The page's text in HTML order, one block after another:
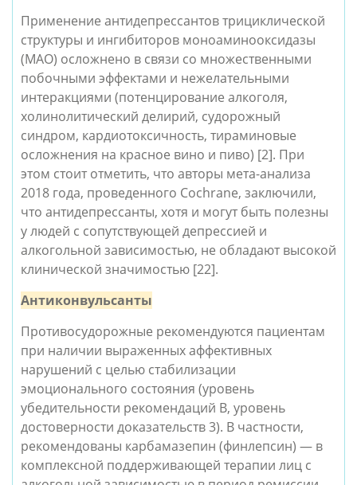
Применение антидепрессантов трициклической
структуры и ингибиторов моноаминооксидазы
(МАО) осложнено в связи со множественными
побочными эффектами и нежелательными
интеракциями (потенцирование алкоголя,
холинолитический делирий, судорожный
синдром, кардиотоксичность, тираминовые
осложнения на красное вино и пиво) [2]. При
этом стоит отметить, что авторы мета-анализа
2018 года, проведенного Cochrane, заключили,
что антидепрессанты, хотя и могут быть полезны
у людей с сопутствующей депрессией и
алкогольной зависимостью, не обладают высокой
клинической значимостью [22].
Антиконвульсанты
Противосудорожные рекомендуются пациентам
при наличии выраженных аффективных
нарушений с целью стабилизации
эмоционального состояния (уровень
убедительности рекомендаций В, уровень
достоверности доказательств 3). В частности,
рекомендованы карбамазепин (финлепсин) — в
комплексной поддерживающей терапии лиц с